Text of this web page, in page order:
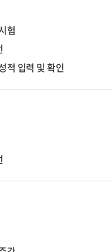
험
적 입력 및 확인